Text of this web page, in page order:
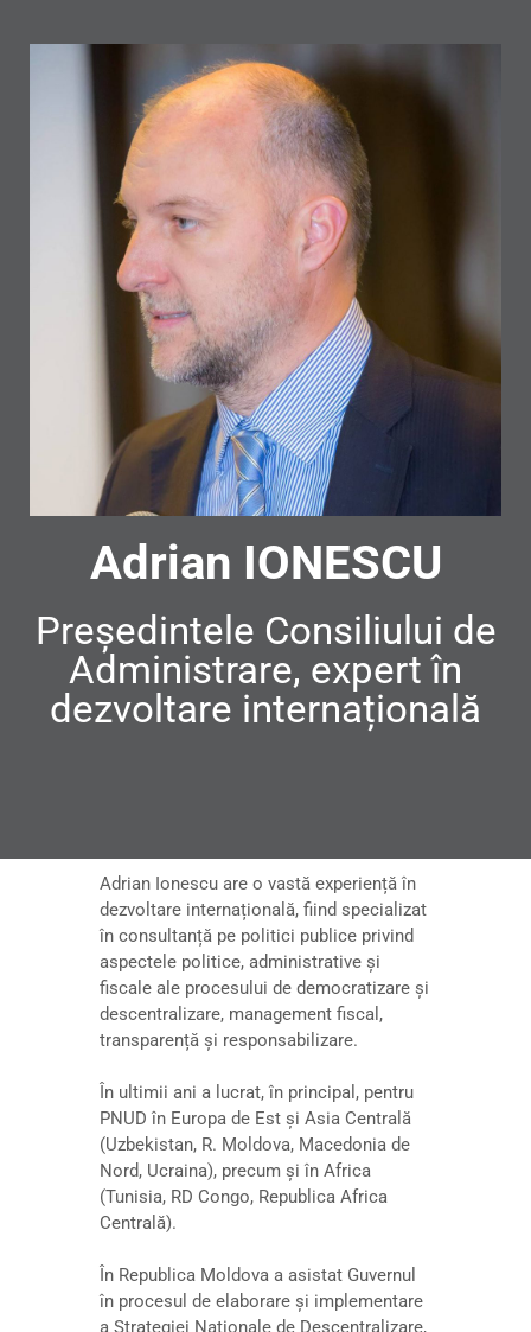
Adrian IONESCU
Președintele Consiliului de
Administrare, expert în
dezvoltare internațională
Adrian Ionescu are o vastă experiență în
dezvoltare internațională, fiind specializat
în consultanță pe politici publice privind
aspectele politice, administrative și
fiscale ale procesului de democratizare și
descentralizare, management fiscal,
transparență și responsabilizare.
În ultimii ani a lucrat, în principal, pentru
PNUD în Europa de Est și Asia Centrală
(Uzbekistan, R. Moldova, Macedonia de
Nord, Ucraina), precum și în Africa
(Tunisia, RD Congo, Republica Africa
Centrală).
În Republica Moldova a asistat Guvernul
în procesul de elaborare și implementare
a Strategiei Naționale de Descentralizare,